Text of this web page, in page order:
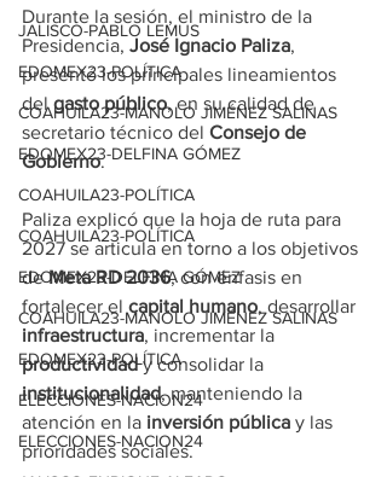
JALISCO-PABLO LEMUS
EDOMEX23-POLÍTICA
COAHUILA23-MANOLO JIMÉNEZ SALINAS
EDOMEX23-DELFINA GÓMEZ
COAHUILA23-POLÍTICA
COAHUILA23-POLÍTICA
EDOMEX23-DELFINA GÓMEZ
COAHUILA23-MANOLO JIMÉNEZ SALINAS
EDOMEX23-POLÍTICA
ELECCIONES-NACION24
ELECCIONES-NACION24
Durante la sesión, el ministro de la
Presidencia, José Ignacio Paliza,
presentó los principales lineamientos
del gasto público, en su calidad de
secretario técnico del Consejo de
Gobierno.
Paliza explicó que la hoja de ruta para
2027 se articula en torno a los objetivos
de Meta RD 2036, con énfasis en
fortalecer el capital humano, desarrollar
infraestructura, incrementar la
productividad y consolidar la
institucionalidad, manteniendo la
atención en la inversión pública y las
prioridades sociales.